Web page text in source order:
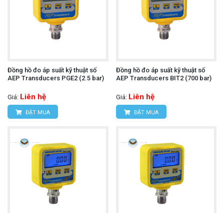
Đồng hồ đo áp suất kỹ thuật số
AEP Transducers PGE2 (2.5 bar)
Giá: Liên hệ
ĐẶT MUA
Đồng hồ đo áp suất kỹ thuật số
AEP Transducers BIT2 (700 bar)
Giá: Liên hệ
ĐẶT MUA